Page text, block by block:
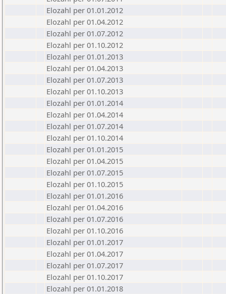
Elozahl per 01.01.2012
Elozahl per 01.04.2012
Elozahl per 01.07.2012
Elozahl per 01.10.2012
Elozahl per 01.01.2013
Elozahl per 01.04.2013
Elozahl per 01.07.2013
Elozahl per 01.10.2013
Elozahl per 01.01.2014
Elozahl per 01.04.2014
Elozahl per 01.07.2014
Elozahl per 01.10.2014
Elozahl per 01.01.2015
Elozahl per 01.04.2015
Elozahl per 01.07.2015
Elozahl per 01.10.2015
Elozahl per 01.01.2016
Elozahl per 01.04.2016
Elozahl per 01.07.2016
Elozahl per 01.10.2016
Elozahl per 01.01.2017
Elozahl per 01.04.2017
Elozahl per 01.07.2017
Elozahl per 01.10.2017
Elozahl per 01.01.2018